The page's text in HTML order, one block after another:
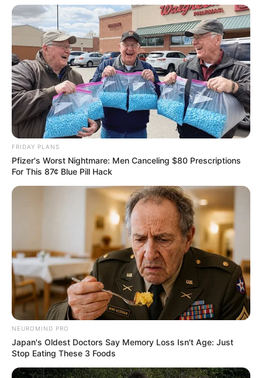
FRIDAY PLANS
Pfizer's Worst Nightmare: Men Canceling $80 Prescriptions
For This 87¢ Blue Pill Hack
NEUROMIND PRO
Japan's Oldest Doctors Say Memory Loss Isn't Age: Just
Stop Eating These 3 Foods